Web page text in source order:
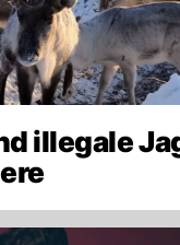
illegale